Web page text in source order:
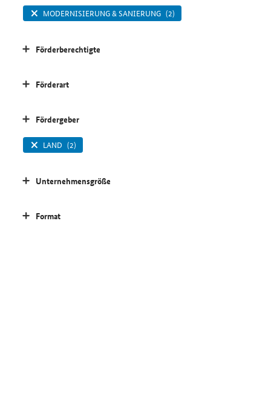
MODERNISIERUNG & SANIERUNG (2)
Förderberechtigte
Förderart
Fördergeber
LAND (2)
Unternehmensgröße
Format